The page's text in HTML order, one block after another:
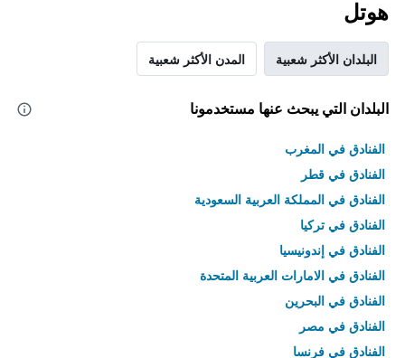
هوتل
البلدان الأكثر شعبية المدن الأكثر شعبية
البلدان التي يبحث عنها مستخدمونا
الفنادق في المغرب
الفنادق في قطر
الفنادق في المملكة العربية السعودية
الفنادق في تركيا
الفنادق في إندونيسيا
الفنادق في الامارات العربية المتحدة
الفنادق في البحرين
الفنادق في مصر
الفنادق في فرنسا